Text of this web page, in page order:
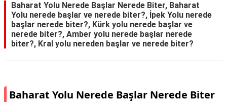
Baharat Yolu Nerede Başlar Nerede Biter, Baharat
Yolu nerede başlar ve nerede biter?, İpek Yolu nerede
başlar nerede biter?, Kürk yolu nerede başlar ve
nerede biter?, Amber yolu nerede başlar nerede
biter?, Kral yolu nereden başlar ve nerede biter?
Baharat Yolu Nerede Başlar Nerede Biter